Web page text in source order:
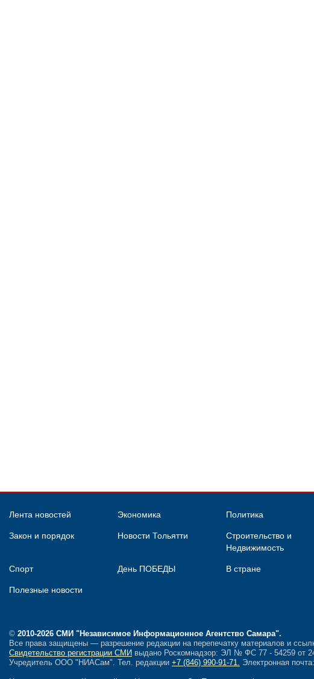
Лента новостей Экономика Политика
Закон и порядок Новости Тольятти
Строительство и
Недвижимость
Спорт День ПОБЕДЫ В стране
Полезные новости
© 2010-2026 СМИ "Независимое Информационное Агентство Самара".
Все права защищены — разрешение редакции на перепечатку материалов и
Свидетельство регистрации СМИ выдано Роскомнадзор: ЭЛ № ФС 77 - 54259 от
Учредитель ООО "НИАСам". Тел. редакции +7 (846) 990-91-71. Электронная